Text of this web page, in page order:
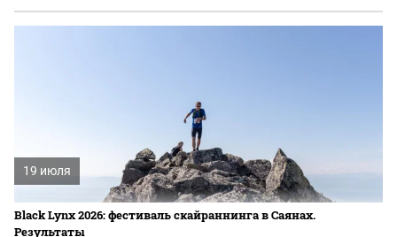
19 июля
Black Lynx 2026: фестиваль скайраннинга в Саянах.
Результаты